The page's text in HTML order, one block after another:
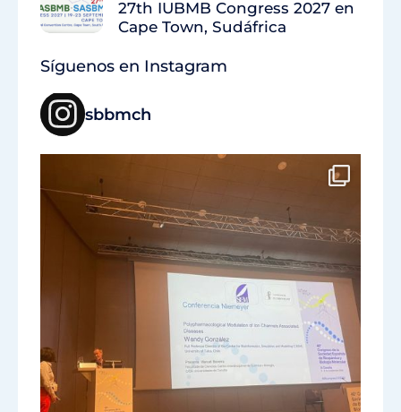
27th IUBMB Congress 2027 en
Cape Town, Sudáfrica
Síguenos en Instagram
sbbmch